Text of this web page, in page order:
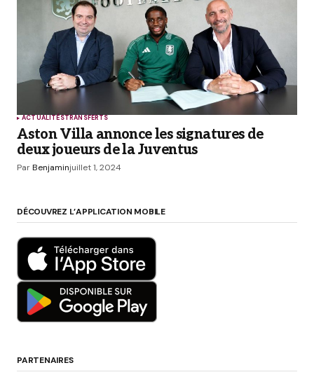
ACTUALITÉSTRANSFERTS
Aston Villa annonce les signatures de
deux joueurs de la Juventus
ParBenjaminjuillet 1, 2024
DÉCOUVREZ L’APPLICATION MOBILE
PARTENAIRES